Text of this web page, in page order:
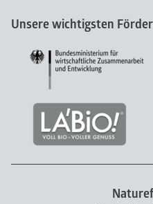
Unsere wichtigsten